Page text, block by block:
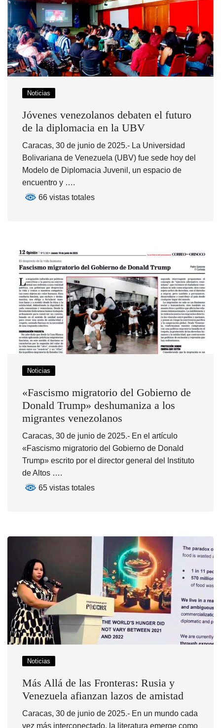
Noticias
Jóvenes venezolanos debaten el futuro
de la diplomacia en la UBV
Caracas, 30 de junio de 2025.- La Universidad
Bolivariana de Venezuela (UBV) fue sede hoy del
Modelo de Diplomacia Juvenil, un espacio de
encuentro y ….
66 vistas totales
Noticias
«Fascismo migratorio del Gobierno de
Donald Trump» deshumaniza a los
migrantes venezolanos
Caracas, 30 de junio de 2025.- En el artículo
«Fascismo migratorio del Gobierno de Donald
Trump» escrito por el director general del Instituto
de Altos ….
65 vistas totales
Noticias
Más Allá de las Fronteras: Rusia y
Venezuela afianzan lazos de amistad
Caracas, 30 de junio de 2025.- En un mundo cada
vez más interconectado, la literatura emerge como